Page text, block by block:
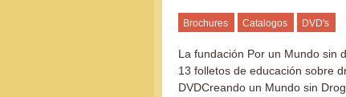
Brochures Catalogos DVD's
La fundación Por un Mundo sin
13 folletos de educación sobre
DVDCreando un Mundo sin